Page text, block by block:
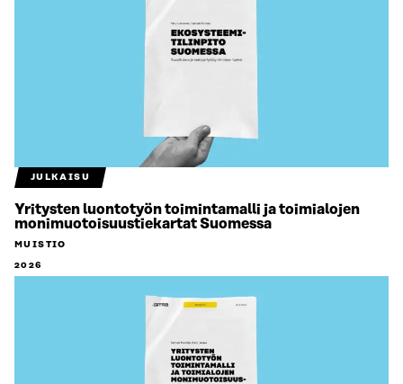
JULKAISU
Yritysten luontotyön toimintamalli ja toimialojen
monimuotoisuustiekartat Suomessa
MUISTIO
2026